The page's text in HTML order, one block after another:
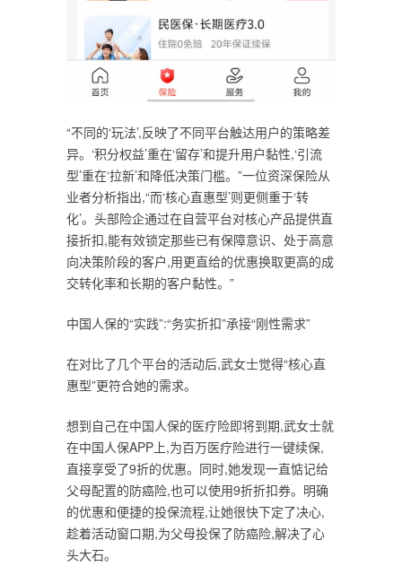
“不同的‘玩法’,反映了不同平台触达用户的策略差
异。‘积分权益’重在‘留存’和提升用户黏性,‘引流
型’重在‘拉新’和降低决策门槛。”一位资深保险从
业者分析指出,“而‘核心直惠型’则更侧重于‘转
化’。头部险企通过在自营平台对核心产品提供直
接折扣,能有效锁定那些已有保障意识、处于高意
向决策阶段的客户,用更直给的优惠换取更高的成
交转化率和长期的客户黏性。”
中国人保的“实践”:“务实折扣”承接“刚性需求”
在对比了几个平台的活动后,武女士觉得“核心直
惠型”更符合她的需求。
想到自己在中国人保的医疗险即将到期,武女士就
在中国人保APP上,为百万医疗险进行一键续保,
直接享受了9折的优惠。同时,她发现一直惦记给
父母配置的防癌险,也可以使用9折折扣券。明确
的优惠和便捷的投保流程,让她很快下定了决心,
趁着活动窗口期,为父母投保了防癌险,解决了心
头大石。